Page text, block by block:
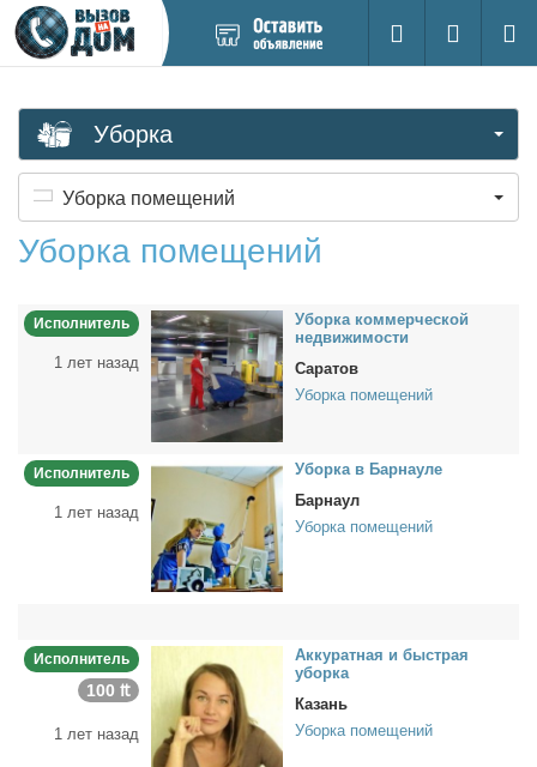
новое
Поиск
Вход на
Уборка
Уборка помещений
Уборка помещений
Исполнитель
1 лет назад
Убор­ка ком­мер­че­ской
недви­жи­мо­сти
Саратов
Уборка помещений
Исполнитель
1 лет назад
Убор­ка в Бар­нау­ле
Барнаул
Уборка помещений
Исполнитель
100 ₶
1 лет назад
Ак­ку­рат­ная и быст­рая
убор­ка
Казань
Уборка помещений